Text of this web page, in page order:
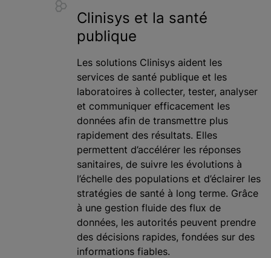
Clinisys et la santé
publique
Les solutions Clinisys aident les
services de santé publique et les
laboratoires à collecter, tester, analyser
et communiquer efficacement les
données afin de transmettre plus
rapidement des résultats. Elles
permettent d’accélérer les réponses
sanitaires, de suivre les évolutions à
l’échelle des populations et d’éclairer les
stratégies de santé à long terme. Grâce
à une gestion fluide des flux de
données, les autorités peuvent prendre
des décisions rapides, fondées sur des
informations fiables.